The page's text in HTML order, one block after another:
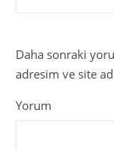
Daha sonraki
adresim ve site
Yorum